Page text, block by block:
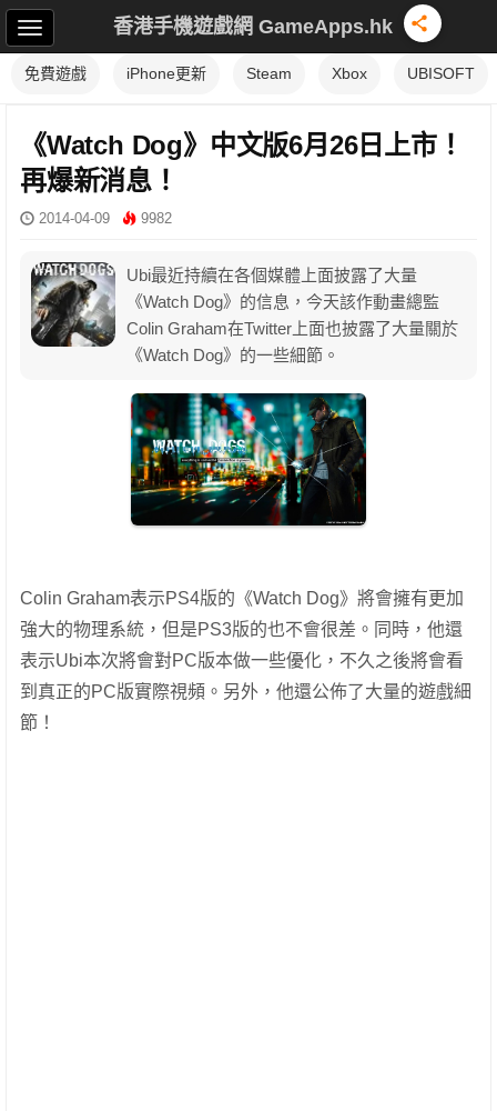
香港手機遊戲網 GameApps.hk
免費遊戲 iPhone更新 Steam Xbox UBISOFT
《Watch Dog》中文版6月26日上市！
再爆新消息！
2014-04-09 9982
Ubi最近持續在各個媒體上面披露了大量
《Watch Dog》的信息，今天該作動畫總監
Colin Graham在Twitter上面也披露了大量關於
《Watch Dog》的一些細節。
Colin Graham表示PS4版的《Watch Dog》將會擁有更加
強大的物理系統，但是PS3版的也不會很差。同時，他還
表示Ubi本次將會對PC版本做一些優化，不久之後將會看
到真正的PC版實際視頻。另外，他還公佈了大量的遊戲細
節！